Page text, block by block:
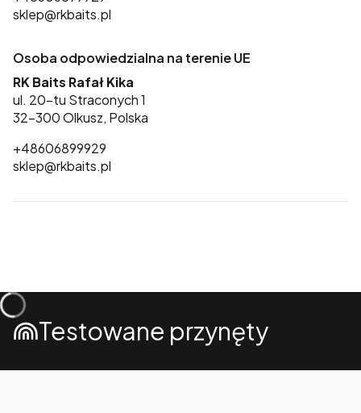
sklep@rkbaits.pl
Osoba odpowiedzialna na terenie UE
RK Baits Rafał Kika
ul. 20-tu Straconych 1
32-300 Olkusz, Polska
+48606899929
sklep@rkbaits.pl
Testowane przynęty